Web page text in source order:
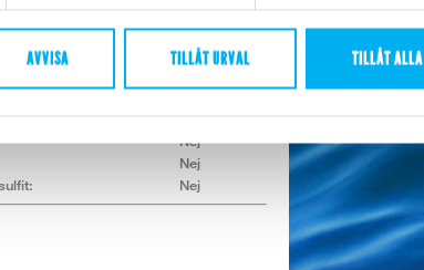
AVVISA TILLÅT URVAL TILLÅT ALLA
musslor, bläckfisk):
Nej
Nej
Nej
Nej
Nej